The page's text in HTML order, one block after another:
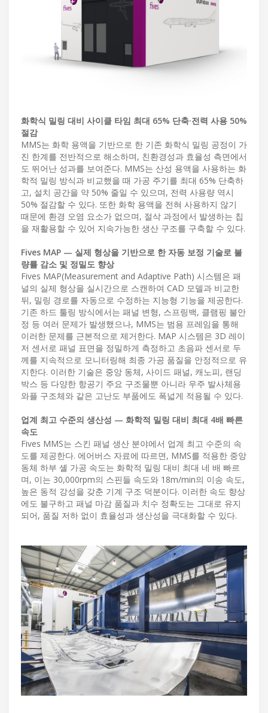
화학식 밀링 대비 사이클 타임 최대 65% 단축·전력 사용 50%
절감
MMS는 화학 용액을 기반으로 한 기존 화학식 밀링 공정이 가
진 한계를 전반적으로 해소하며, 친환경성과 효율성 측면에서
도 뛰어난 성과를 보여준다. MMS는 산성 용액을 사용하는 화
학적 밀링 방식과 비교했을 때 가공 주기를 최대 65% 단축하
고, 설치 공간을 약 50% 줄일 수 있으며, 전력 사용량 역시
50% 절감할 수 있다. 또한 화학 용액을 전혀 사용하지 않기
때문에 환경 오염 요소가 없으며, 절삭 과정에서 발생하는 칩
을 재활용할 수 있어 지속가능한 생산 구조를 구축할 수 있다.
Fives MAP — 실제 형상을 기반으로 한 자동 보정 기술로 불
량률 감소 및 정밀도 향상
Fives MAP(Measurement and Adaptive Path) 시스템은 패
널의 실제 형상을 실시간으로 스캔하여 CAD 모델과 비교한
뒤, 밀링 경로를 자동으로 수정하는 지능형 기능을 제공한다.
기존 하드 툴링 방식에서는 패널 변형, 스프링백, 클램핑 불안
정 등 여러 문제가 발생했으나, MMS는 범용 프레임을 통해
이러한 문제를 근본적으로 제거한다. MAP 시스템은 3D 레이
저 센서로 패널 표면을 정밀하게 측정하고 초음파 센서로 두
께를 지속적으로 모니터링해 최종 가공 품질을 안정적으로 유
지한다. 이러한 기술은 중앙 동체, 사이드 패널, 캐노피, 랜딩
박스 등 다양한 항공기 주요 구조물뿐 아니라 우주 발사체용
와플 구조체와 같은 고난도 부품에도 폭넓게 적용될 수 있다.
업계 최고 수준의 생산성 — 화학적 밀링 대비 최대 4배 빠른
속도
Fives MMS는 스킨 패널 생산 분야에서 업계 최고 수준의 속
도를 제공한다. 에어버스 자료에 따르면, MMS를 적용한 중앙
동체 하부 셸 가공 속도는 화학적 밀링 대비 최대 네 배 빠르
며, 이는 30,000rpm의 스핀들 속도와 18m/min의 이송 속도,
높은 동적 강성을 갖춘 기계 구조 덕분이다. 이러한 속도 향상
에도 불구하고 패널 마감 품질과 치수 정확도는 그대로 유지
되어, 품질 저하 없이 효율성과 생산성을 극대화할 수 있다.